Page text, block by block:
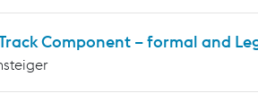
Component – formal and